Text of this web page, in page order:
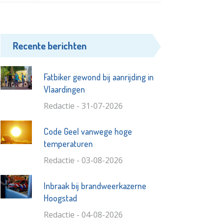
Recente berichten
Fatbiker gewond bij aanrijding in
Vlaardingen
Redactie - 31-07-2026
Code Geel vanwege hoge
temperaturen
Redactie - 03-08-2026
Inbraak bij brandweerkazerne
Hoogstad
Redactie - 04-08-2026